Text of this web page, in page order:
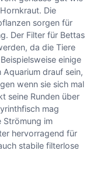
Die
sorgen für
Der Filter für Bettas
da die Tiere
einige
Aquarium drauf sein,
wenn sie sich mal
seine Runden über
mag
Strömung im
hervorragend für
stabile filterlose